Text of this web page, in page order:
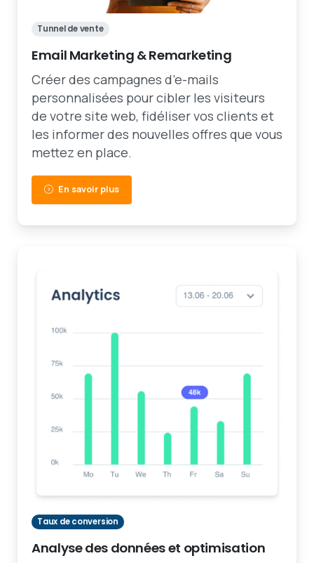
Tunnel de vente
Email Marketing & Remarketing
Créer des campagnes d’e-mails
personnalisées pour cibler les visiteurs
de votre site web, fidéliser vos clients et
les informer des nouvelles offres que vous
mettez en place.
En savoir plus
Taux de conversion
Analyse des données et optimisation